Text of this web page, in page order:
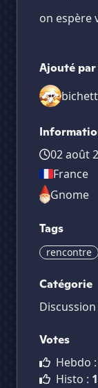
on espère
Ajouté par
02 août
France
Gnome
Tags
rencontre
Catégorie
Discussion
Votes
Hebdo :
Histo :